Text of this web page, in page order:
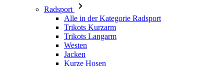
Radsport
Alle in der Kategorie Radsport
Trikots Kurzarm
Trikots Langarm
Westen
Jacken
Kurze Hosen